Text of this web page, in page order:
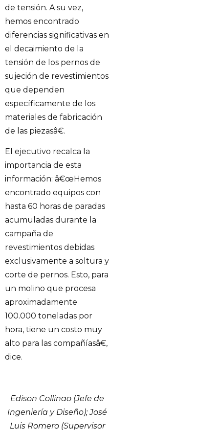
de tensión. A su vez,
hemos encontrado
diferencias significativas en
el decaimiento de la
tensión de los pernos de
sujeción de revestimientos
que dependen
específicamente de los
materiales de fabricación
de las piezasâ€.
El ejecutivo recalca la
importancia de esta
información: â€œHemos
encontrado equipos con
hasta 60 horas de paradas
acumuladas durante la
campaña de
revestimientos debidas
exclusivamente a soltura y
corte de pernos. Esto, para
un molino que procesa
aproximadamente
100.000 toneladas por
hora, tiene un costo muy
alto para las compañíasâ€,
dice.
Edison Collinao (Jefe de
Ingeniería y Diseño); José
Luis Romero (Supervisor